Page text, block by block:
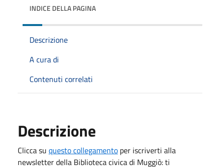
INDICE DELLA PAGINA
Descrizione
A cura di
Contenuti correlati
Descrizione
Clicca su questo collegamento per iscriverti alla
newsletter della Biblioteca civica di Muggiò: ti